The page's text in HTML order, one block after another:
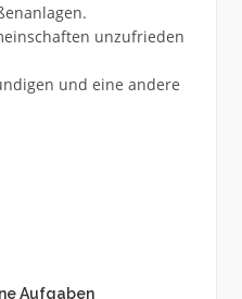
unzufrieden
und eine andere
Aufgaben